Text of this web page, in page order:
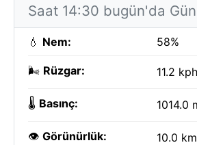
Saat 14:30 bugün'da
💧 Nem: 58%
🌬️ Rüzgar: 11.2
🌡️ Basınç: 1014.0
👁️ Görünürlük: 10.0 km